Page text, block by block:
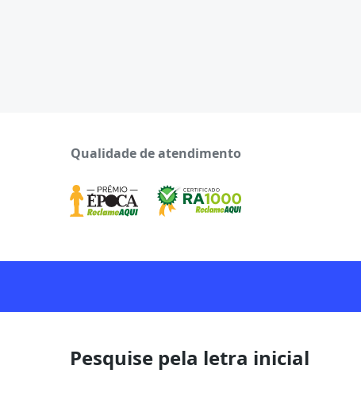
Qualidade de atendimento
Pesquise pela letra inicial